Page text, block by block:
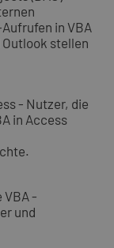
in VBA
Outlook stellen
- Nutzer, die
in Access
VBA -
und